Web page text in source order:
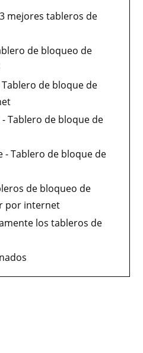
mejores tableros de
de bloqueo de
de bloque de
Tablero de bloque de
- Tablero de bloque de
de bloqueo de
por internet
los tableros de